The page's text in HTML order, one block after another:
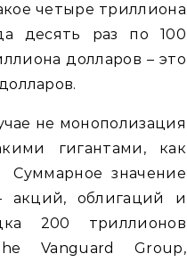
четыре триллиона
десять раз по 100
долларов – это
не монополизация
гигантами, как
значение
акций, облигаций и
200 триллионов
Vanguard Group,